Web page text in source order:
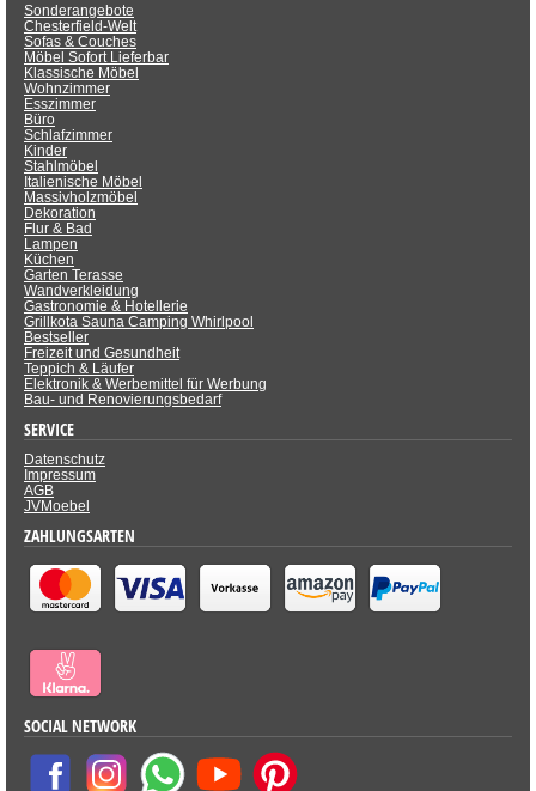
Sonderangebote
Chesterfield-Welt
Sofas & Couches
Möbel Sofort Lieferbar
Klassische Möbel
Wohnzimmer
Esszimmer
Büro
Schlafzimmer
Kinder
Stahlmöbel
Italienische Möbel
Massivholzmöbel
Dekoration
Flur & Bad
Lampen
Küchen
Garten Terasse
Wandverkleidung
Gastronomie & Hotellerie
Grillkota Sauna Camping Whirlpool
Bestseller
Freizeit und Gesundheit
Teppich & Läufer
Elektronik & Werbemittel für Werbung
Bau- und Renovierungsbedarf
SERVICE
Datenschutz
Impressum
AGB
JVMoebel
ZAHLUNGSARTEN
SOCIAL NETWORK